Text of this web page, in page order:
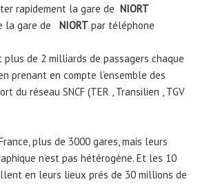
rapidement la gare de NIORT
la gare de
NIORT par téléphone
plus de 2 milliards de passagers chaque
prenant en compte l’ensemble des
du réseau SNCF (TER , Transilien , TGV
plus de 3000 gares, mais leurs
n’est pas hétérogène. Et les 10
en leurs lieux prés de 30 millions de